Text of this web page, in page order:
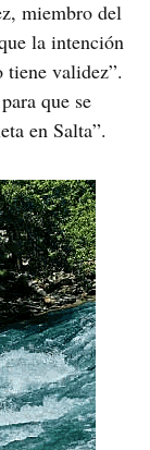
miembro del
la intención
tiene validez”.
que se
en Salta”.